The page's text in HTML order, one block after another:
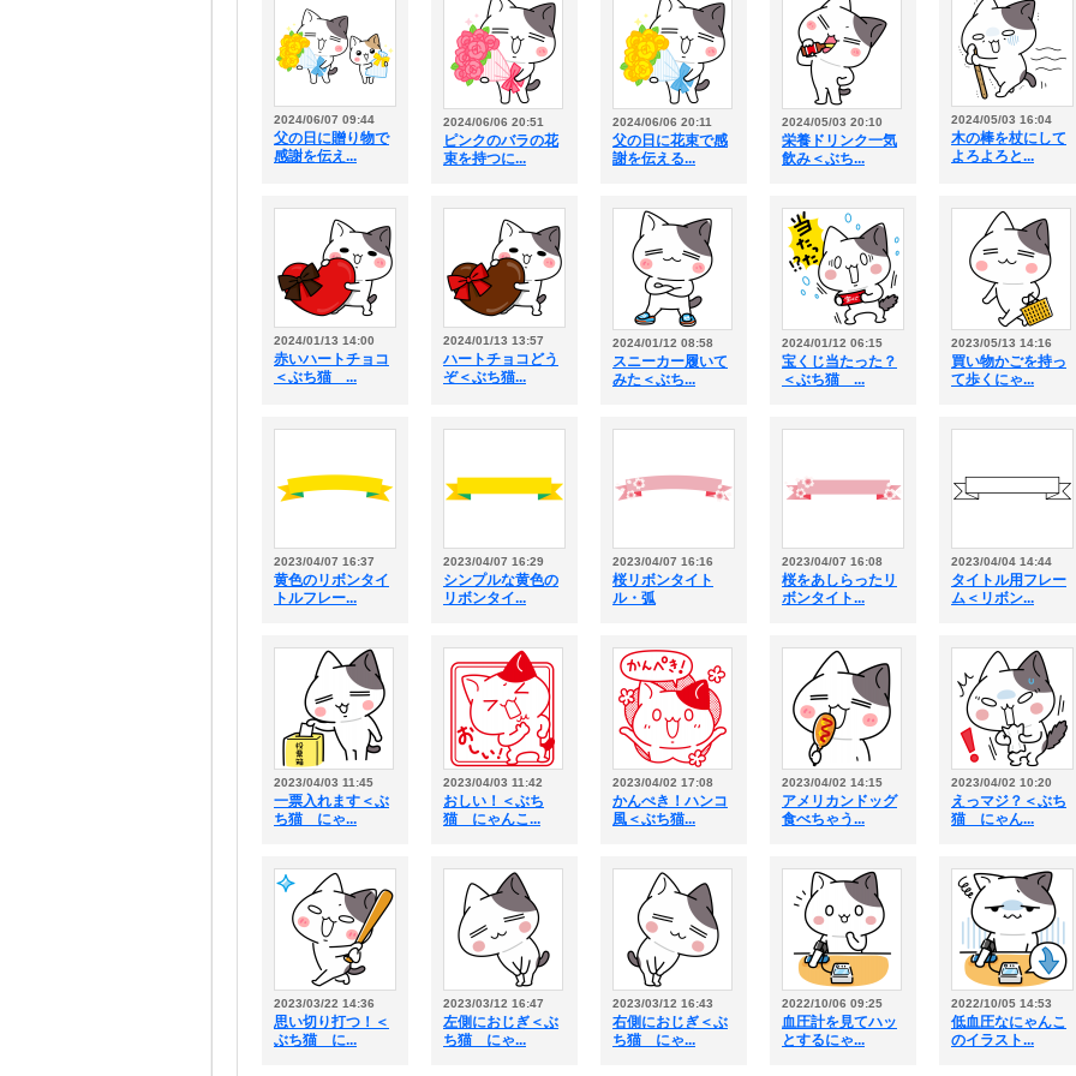
2024/06/07 09:44
父の日に贈り物で
感謝を伝え...
2024/06/06 20:51
ピンクのバラの花
束を持つに...
2024/06/06 20:11
父の日に花束で感
謝を伝える...
2024/05/03 20:10
栄養ドリンク一気
飲み＜ぶち...
2024/05/03 16:04
木の棒を杖にして
よろよろと...
2024/01/13 14:00
赤いハートチョコ
＜ぶち猫 ...
2024/01/13 13:57
ハートチョコどう
ぞ＜ぶち猫...
2024/01/12 08:58
スニーカー履いて
みた＜ぶち...
2024/01/12 06:15
宝くじ当たった？
＜ぶち猫 ...
2023/05/13 14:16
買い物かごを持っ
て歩くにゃ...
2023/04/07 16:37
黄色のリボンタイ
トルフレー...
2023/04/07 16:29
シンプルな黄色の
リボンタイ...
2023/04/07 16:16
桜リボンタイト
ル・弧
2023/04/07 16:08
桜をあしらったリ
ボンタイト...
2023/04/04 14:44
タイトル用フレー
ム＜リボン...
2023/04/03 11:45
一票入れます＜ぶ
ち猫 にゃ...
2023/04/03 11:42
おしい！＜ぶち
猫 にゃんこ...
2023/04/02 17:08
かんぺき！ハンコ
風＜ぶち猫...
2023/04/02 14:15
アメリカンドッグ
食べちゃう...
2023/04/02 10:20
えっマジ？＜ぶち
猫 にゃん...
2023/03/22 14:36
思い切り打つ！＜
ぶち猫 に...
2023/03/12 16:47
左側におじぎ＜ぶ
ち猫 にゃ...
2023/03/12 16:43
右側におじぎ＜ぶ
ち猫 にゃ...
2022/10/06 09:25
血圧計を見てハッ
とするにゃ...
2022/10/05 14:53
低血圧なにゃんこ
のイラスト...